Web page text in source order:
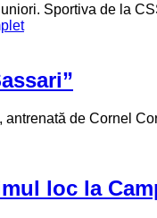
Sportiva de la
de Cornel
loc la